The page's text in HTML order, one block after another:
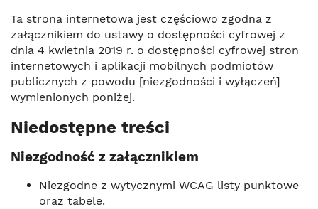
Ta strona internetowa jest częściowo zgodna z
załącznikiem do ustawy o dostępności cyfrowej z
dnia 4 kwietnia 2019 r. o dostępności cyfrowej stron
internetowych i aplikacji mobilnych podmiotów
publicznych z powodu [niezgodności i wyłączeń]
wymienionych poniżej.
Niedostępne treści
Niezgodność z załącznikiem
Niezgodne z wytycznymi WCAG listy punktowe
oraz tabele.